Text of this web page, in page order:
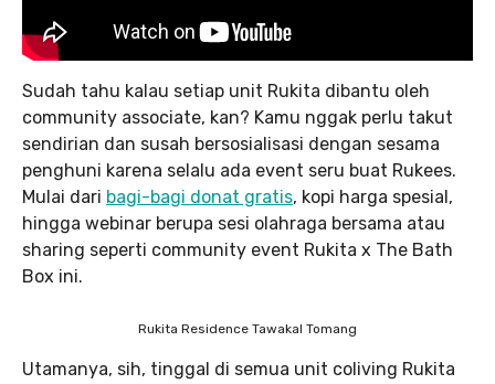
Sudah tahu kalau setiap unit Rukita dibantu oleh
community associate, kan? Kamu nggak perlu takut
sendirian dan susah bersosialisasi dengan sesama
penghuni karena selalu ada event seru buat Rukees.
Mulai dari bagi-bagi donat gratis, kopi harga spesial,
hingga webinar berupa sesi olahraga bersama atau
sharing seperti community event Rukita x The Bath
Box ini.
Rukita Residence Tawakal Tomang
Utamanya, sih, tinggal di semua unit coliving Rukita